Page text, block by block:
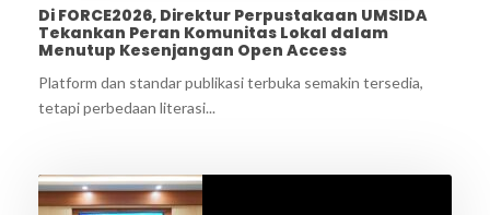
Di FORCE2026, Direktur Perpustakaan UMSIDA
Tekankan Peran Komunitas Lokal dalam
Menutup Kesenjangan Open Access
Platform dan standar publikasi terbuka semakin tersedia,
tetapi perbedaan literasi...